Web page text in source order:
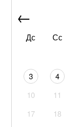
Дс
Сс
3
4
10
11
17
18